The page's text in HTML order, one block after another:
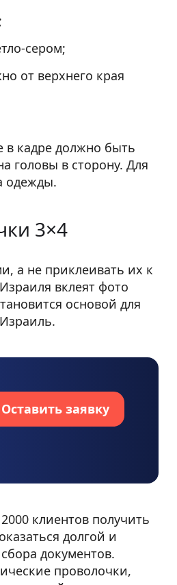
сером;
от верхнего края
в кадре должно быть
головы в сторону. Для
одежды.
3×4
а не приклеивать их к
вклеят фото
основой для
Оставить заявку
клиентов получить
долгой и
документов.
проволочки,